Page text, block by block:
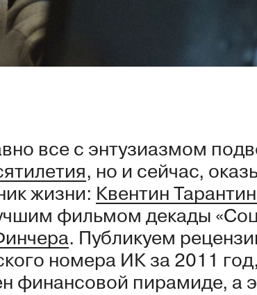
все с энтузиазмом
, но и сейчас,
жизни: Квентин
фильмом декады
. Публикуем
номера ИК за 2011
финансовой пирамиде, а